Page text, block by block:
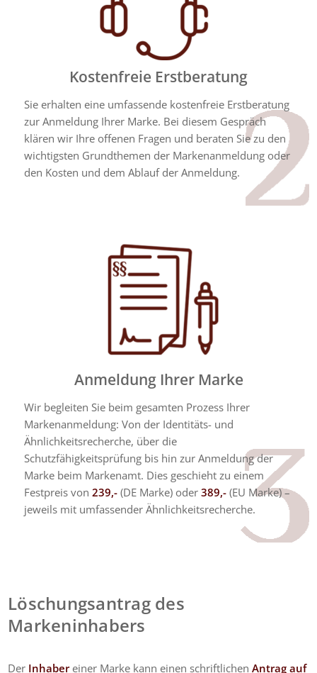
Kostenfreie Erstberatung
Sie erhalten eine umfassende kostenfreie Erstberatung
zur Anmeldung Ihrer Marke. Bei diesem Gespräch
klären wir Ihre offenen Fragen und beraten Sie zu den
wichtigsten Grundthemen der Markenanmeldung oder
den Kosten und dem Ablauf der Anmeldung.
Anmeldung Ihrer Marke
Wir begleiten Sie beim gesamten Prozess Ihrer
Markenanmeldung: Von der Identitäts- und
Ähnlichkeitsrecherche, über die
Schutzfähigkeitsprüfung bis hin zur Anmeldung der
Marke beim Markenamt. Dies geschieht zu einem
Festpreis von 239,- (DE Marke) oder 389,- (EU Marke) –
jeweils mit umfassender Ähnlichkeitsrecherche.
Löschungsantrag des
Markeninhabers
Der Inhabereiner Marke kann einen schriftlichenAntrag auf